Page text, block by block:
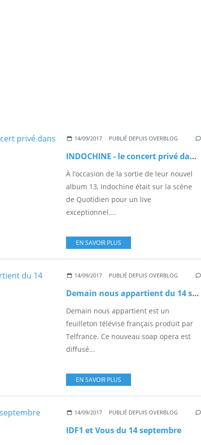
14/09/2017 PUBLIÉ DEPUIS OVERBLOG
INDOCHINE - le concert privé dans Quotidien
À l’occasion de la sortie de leur nouvel
album 13, Indochine était sur la scène
de Quotidien pour un live
exceptionnel....
EN SAVOIR PLUS
14/09/2017 PUBLIÉ DEPUIS OVERBLOG
Demain nous appartient du 14 septembre
Demain nous appartient est un
feuilleton télévisé français produit par
Telfrance. Ce nouveau soap opera est
diffusé...
EN SAVOIR PLUS
14/09/2017 PUBLIÉ DEPUIS OVERBLOG
IDF1 et Vous du 14 septembre